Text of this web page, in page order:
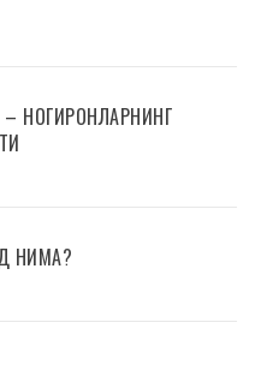
– НОГИРОНЛАРНИНГ
НИМА?